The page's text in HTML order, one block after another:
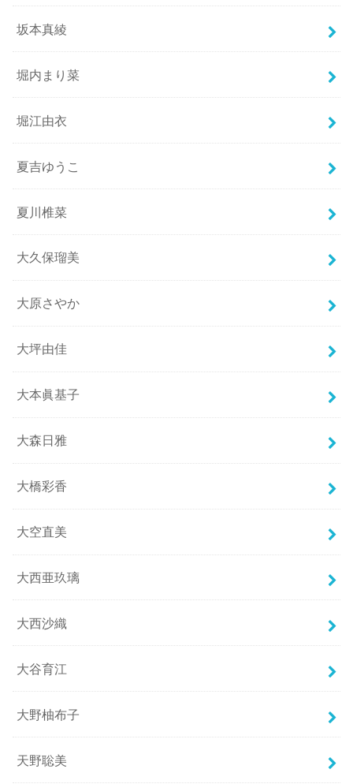
坂本真綾
堀内まり菜
堀江由衣
夏吉ゆうこ
夏川椎菜
大久保瑠美
大原さやか
大坪由佳
大本眞基子
大森日雅
大橋彩香
大空直美
大西亜玖璃
大西沙織
大谷育江
大野柚布子
天野聡美